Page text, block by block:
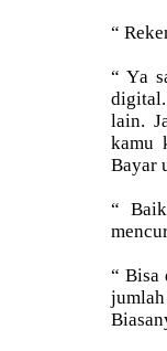
“
“ Ya
lain.
kamu
Bayar
“
“ Bisa